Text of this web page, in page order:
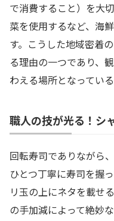
で消費すること）を大
菜を使用するなど、海
す。こうした地域密着
る理由の一つであり、
わえる場所となっている
職人の技が光る！シ
回転寿司でありながら
ひとつ丁寧に寿司を握
リ玉の上にネタを載せ
の手加減によって絶妙